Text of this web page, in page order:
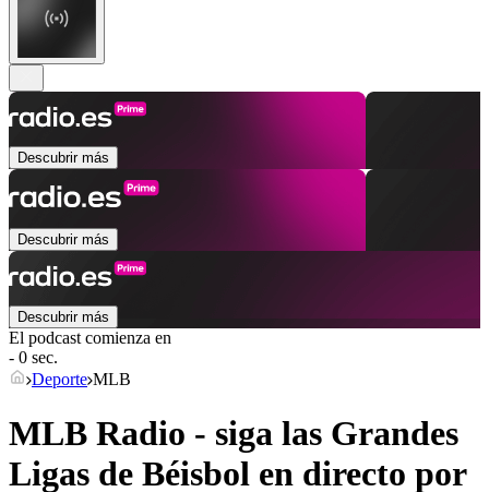
Descubrir más
Descubrir más
Descubrir más
El podcast comienza en
- 0 sec.
Deporte MLB
MLB Radio - siga las Grandes
Ligas de Béisbol en directo por